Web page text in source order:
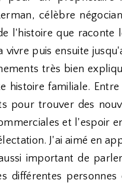
célèbre
l'histoire que
puis ensuite
très bien
histoire familiale.
pour trouver des
et l'espoir
J'ai aimé en
important de
différentes